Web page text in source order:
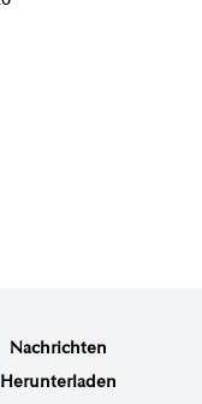
Nachrichten
Herunterladen